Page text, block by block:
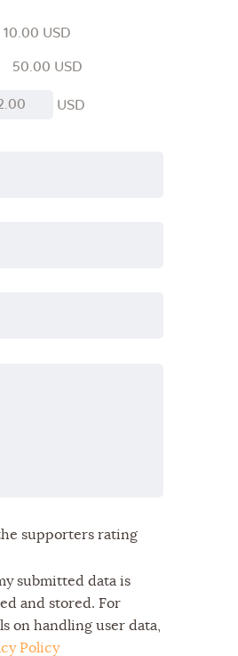
10.00 USD
50.00 USD
USD
supporters rating
submitted data is
and stored. For
on handling user data,
Policy